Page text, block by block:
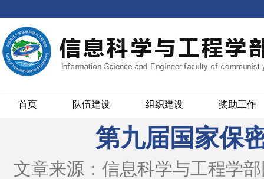
首页 队伍建设 组织建设 奖助工作
第九届国家保
文章来源：信息科学与工程学